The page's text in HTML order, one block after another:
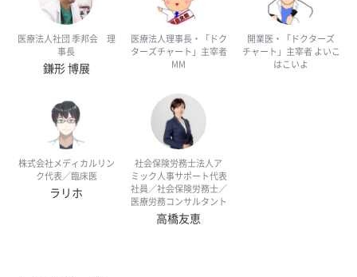
医療法人社団 季邦会 理
事長
鎌形 博展
医療法人理事長・「ドク
ターズチャート」主宰者
MM
開業医・「ドクターズ
チャート」主宰者 よいこ
はこいよ
株式会社メディカルリン
ク代表／臨床医
ラリホ
社会保険労務士法人ア
ミック人事サポート代表
社員／社会保険労務士／
医療労務コンサルタント
高橋友恵